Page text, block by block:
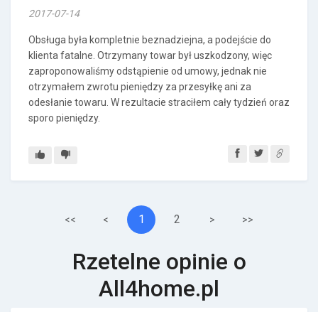
2017-07-14
Obsługa była kompletnie beznadziejna, a podejście do
klienta fatalne. Otrzymany towar był uszkodzony, więc
zaproponowaliśmy odstąpienie od umowy, jednak nie
otrzymałem zwrotu pieniędzy za przesyłkę ani za
odesłanie towaru. W rezultacie straciłem cały tydzień oraz
sporo pieniędzy.
<< < 1 2 > >>
Rzetelne opinie o
All4home.pl